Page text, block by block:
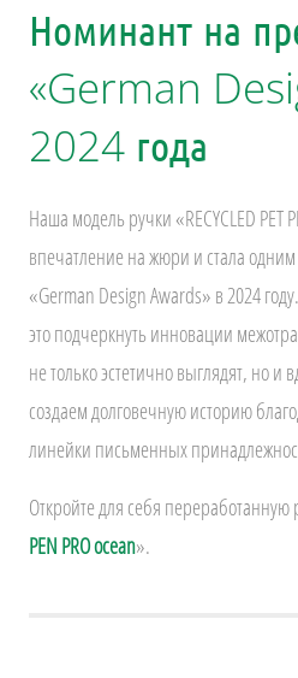
Номинант на
«German
2024 года
Наша модель ручки «RECYCLED PET
впечатление на жюри и стала
«German Design Awards» в 2024
это подчеркнуть инновации
не только эстетично выглядят, но
создаем долговечную историю
линейки письменных
Откройте для себя переработанную
PEN PRO ocean».